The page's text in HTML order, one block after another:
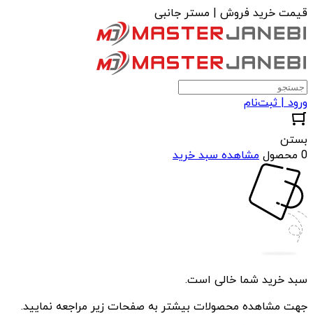
قیمت خرید فروش | مستر جانبی
ورود | ثبت‌نام
بستن
0 محصول
مشاهده سبد خرید
سبد خرید شما خالی است.
جهت مشاهده محصولات بیشتر به صفحات زیر مراجعه نمایید.